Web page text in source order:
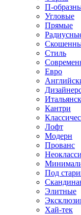
П-
Угловые
Прямые
Стиль
Евро
Кантри
Лофт
Модерн
Прованс
Под
Элитные
Хай-тек